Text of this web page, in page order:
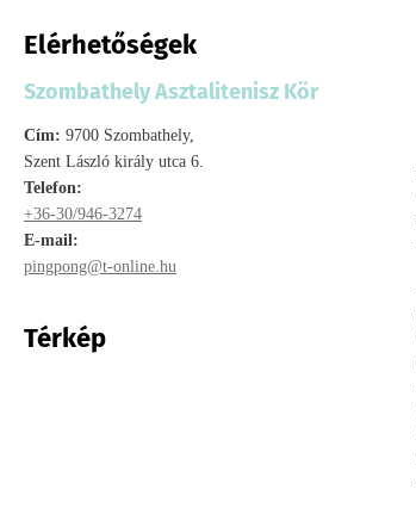
Elérhetőségek
Szombathely Asztalitenisz Kör
Cím: 9700 Szombathely,
Szent László király utca 6.
Telefon:
+36-30/946-3274
E-mail:
pingpong@t-online.hu
Térkép